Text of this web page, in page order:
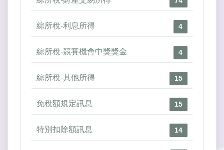
綜所稅-利息所得 4
綜所稅-競賽機會中獎獎金 4
綜所稅-其他所得 15
免稅額規定訊息 15
特別扣除額訊息 14